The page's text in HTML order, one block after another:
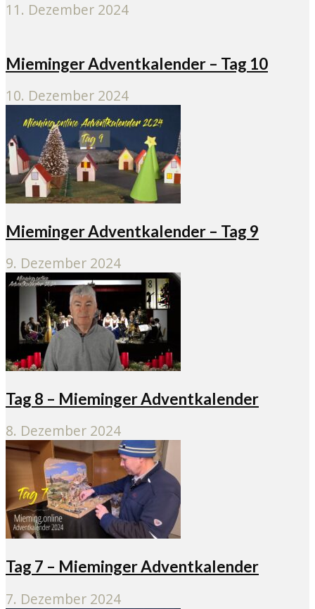
11. Dezember 2024
Mieminger Adventkalender – Tag 10
10. Dezember 2024
Mieminger Adventkalender – Tag 9
9. Dezember 2024
Tag 8 – Mieminger Adventkalender
8. Dezember 2024
Tag 7 – Mieminger Adventkalender
7. Dezember 2024